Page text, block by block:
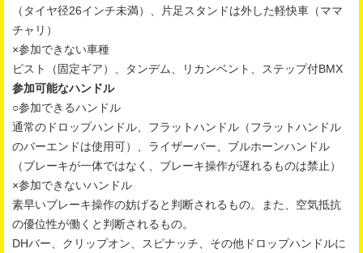
（タイヤ径26インチ未満）、片足スタンドは外した軽快車（ママ
チャリ）
×参加できない車種
ピスト（固定ギア）、タンデム、リカンベント、ステップ付BMX
参加可能なハンドル
○参加できるハンドル
通常のドロップハンドル、フラットハンドル（フラットハンドル
のバーエンドは使用可）、ライザーバー、ブルホーンハンドル
（ブレーキが一体ではなく、ブレーキ操作が遅れるものは禁止）
×参加できないハンドル
素早いブレーキ操作の妨げると判断されるもの。また、空気抵抗
の優位性が働くと判断されるもの。
DHバー、クリップオン、スピナッチ、その他ドロップハンドルに